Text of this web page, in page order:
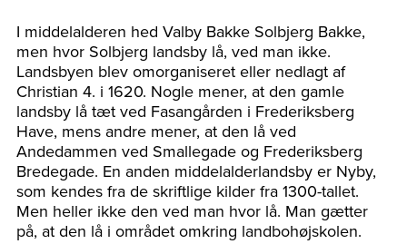
I middelalderen hed Valby Bakke Solbjerg Bakke,
men hvor Solbjerg landsby lå, ved man ikke.
Landsbyen blev omorganiseret eller nedlagt af
Christian 4. i 1620. Nogle mener, at den gamle
landsby lå tæt ved Fasangården i Frederiksberg
Have, mens andre mener, at den lå ved
Andedammen ved Smallegade og Frederiksberg
Bredegade. En anden middelalderlandsby er Nyby,
som kendes fra de skriftlige kilder fra 1300-tallet.
Men heller ikke den ved man hvor lå. Man gætter
på, at den lå i området omkring landbohøjskolen.